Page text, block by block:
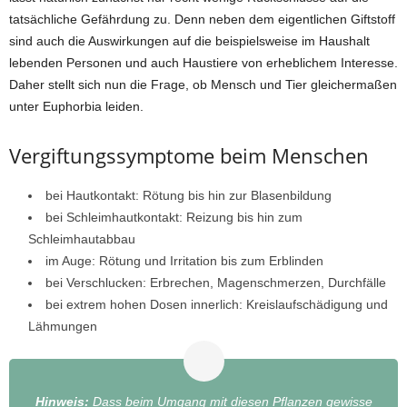
tatsächliche Gefährdung zu. Denn neben dem eigentlichen Giftstoff
sind auch die Auswirkungen auf die beispielsweise im Haushalt
lebenden Personen und auch Haustiere von erheblichem Interesse.
Daher stellt sich nun die Frage, ob Mensch und Tier gleichermaßen
unter Euphorbia leiden.
Vergiftungssymptome beim Menschen
bei Hautkontakt: Rötung bis hin zur Blasenbildung
bei Schleimhautkontakt: Reizung bis hin zum
Schleimhautabbau
im Auge: Rötung und Irritation bis zum Erblinden
bei Verschlucken: Erbrechen, Magenschmerzen, Durchfälle
bei extrem hohen Dosen innerlich: Kreislaufschädigung und
Lähmungen
Hinweis: Dass beim Umgang mit diesen Pflanzen gewisse